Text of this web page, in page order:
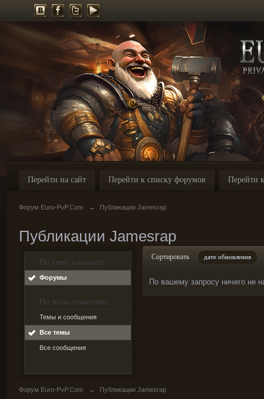
Перейти на сайт Перейти к списку форумов Перейти
Форум Euro-PvP.Com → Публикации Jamesrap
Публикации Jamesrap
По типу контента
Форумы
По пользователю
Темы и сообщения
Все темы
Все сообщения
Сортировать дате обновления
По вашему запросу ничего не
Форум Euro-PvP.Com → Публикации Jamesrap